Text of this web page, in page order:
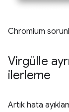
Chromium
Virgülle
ilerleme
Artık hata